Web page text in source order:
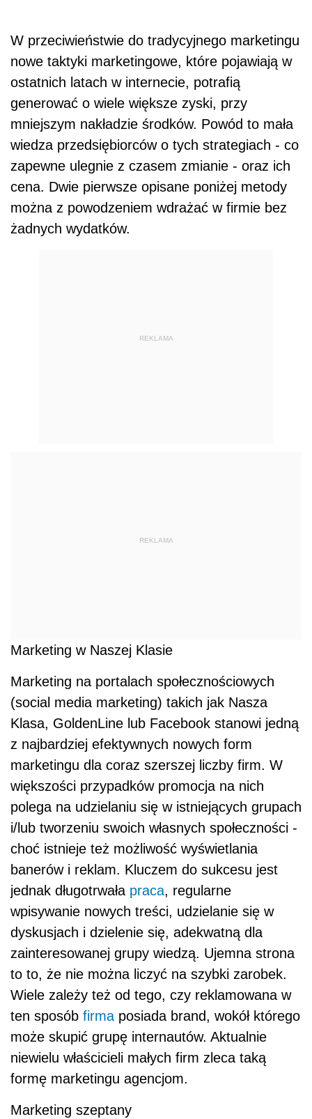
W przeciwieństwie do tradycyjnego marketingu
nowe taktyki marketingowe, które pojawiają w
ostatnich latach w internecie, potrafią
generować o wiele większe zyski, przy
mniejszym nakładzie środków. Powód to mała
wiedza przedsiębiorców o tych strategiach - co
zapewne ulegnie z czasem zmianie - oraz ich
cena. Dwie pierwsze opisane poniżej metody
można z powodzeniem wdrażać w firmie bez
żadnych wydatków.
REKLAMA
REKLAMA
Marketing w Naszej Klasie
Marketing na portalach społecznościowych
(social media marketing) takich jak Nasza
Klasa, GoldenLine lub Facebook stanowi jedną
z najbardziej efektywnych nowych form
marketingu dla coraz szerszej liczby firm. W
większości przypadków promocja na nich
polega na udzielaniu się w istniejących grupach
i/lub tworzeniu swoich własnych społeczności -
choć istnieje też możliwość wyświetlania
banerów i reklam. Kluczem do sukcesu jest
jednak długotrwała praca, regularne
wpisywanie nowych treści, udzielanie się w
dyskusjach i dzielenie się, adekwatną dla
zainteresowanej grupy wiedzą. Ujemna strona
to to, że nie można liczyć na szybki zarobek.
Wiele zależy też od tego, czy reklamowana w
ten sposób firma posiada brand, wokół którego
może skupić grupę internautów. Aktualnie
niewielu właścicieli małych firm zleca taką
formę marketingu agencjom.
Marketing szeptany